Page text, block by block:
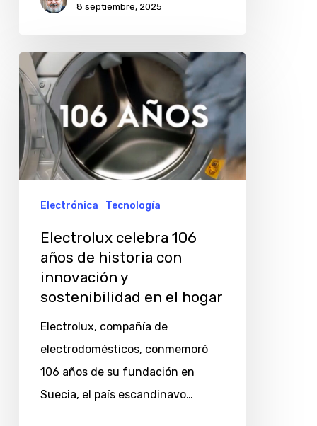
8 septiembre, 2025
Electrolux
celebra
106
años
de
historia
sostenibilidad
hogar
Electrónica Tecnología
Electrolux celebra 106
años de historia con
innovación y
sostenibilidad en el hogar
Electrolux, compañía de
electrodomésticos, conmemoró
106 años de su fundación en
Suecia, el país escandinavo…